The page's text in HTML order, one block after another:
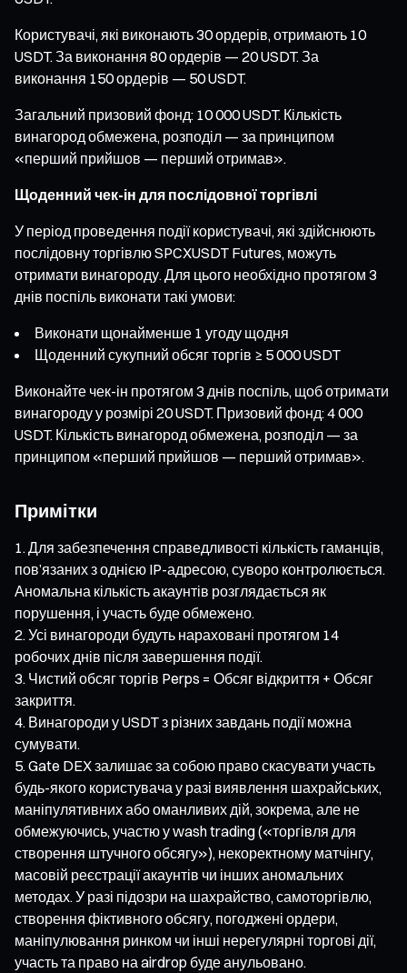
Користувачі, які виконають 30 ордерів, отримають 10
USDT. За виконання 80 ордерів — 20 USDT. За
виконання 150 ордерів — 50 USDT.
Загальний призовий фонд: 10 000 USDT. Кількість
винагород обмежена, розподіл — за принципом
«перший прийшов — перший отримав».
Щоденний чек-ін для послідовної торгівлі
У період проведення події користувачі, які здійснюють
послідовну торгівлю SPCXUSDT Futures, можуть
отримати винагороду. Для цього необхідно протягом 3
днів поспіль виконати такі умови:
Виконати щонайменше 1 угоду щодня
Щоденний сукупний обсяг торгів ≥ 5 000 USDT
Виконайте чек-ін протягом 3 днів поспіль, щоб отримати
винагороду у розмірі 20 USDT. Призовий фонд: 4 000
USDT. Кількість винагород обмежена, розподіл — за
принципом «перший прийшов — перший отримав».
Примітки
Для забезпечення справедливості кількість гаманців,
пов’язаних з однією IP-адресою, суворо контролюється.
Аномальна кількість акаунтів розглядається як
порушення, і участь буде обмежено.
Усі винагороди будуть нараховані протягом 14
робочих днів після завершення події.
Чистий обсяг торгів Perps = Обсяг відкриття + Обсяг
закриття.
Винагороди у USDT з різних завдань події можна
сумувати.
Gate DEX залишає за собою право скасувати участь
будь-якого користувача у разі виявлення шахрайських,
маніпулятивних або оманливих дій, зокрема, але не
обмежуючись, участю у wash trading («торгівля для
створення штучного обсягу»), некоректному матчінгу,
масовій реєстрації акаунтів чи інших аномальних
методах. У разі підозри на шахрайство, самоторгівлю,
створення фіктивного обсягу, погоджені ордери,
маніпулювання ринком чи інші нерегулярні торгові дії,
участь та право на airdrop буде анульовано.